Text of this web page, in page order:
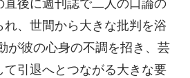
後に週刊誌で二人の口論の
、世間から大きな批判を浴
が彼の心身の不調を招き、芸
引退へとつながる大きな要